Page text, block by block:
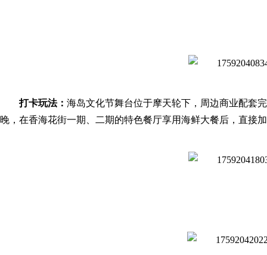
打卡玩法： 海岛文化节舞台位于摩天轮下，周边商业配套
晚，在香海花街一期、二期的特色餐厅享用海鲜大餐后，直接